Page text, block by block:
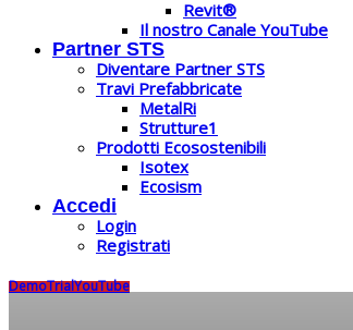
Revit®
Il nostro Canale YouTube
Partner STS
Diventare Partner STS
Travi Prefabbricate
MetalRi
Strutture1
Prodotti Ecosostenibili
Isotex
Ecosism
Accedi
Login
Registrati
DemoTrialYouTube